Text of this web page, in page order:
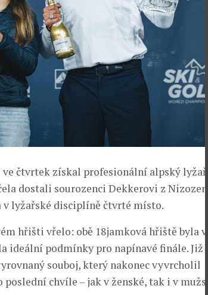
čtvrtek získal profesionální alpský lyžař
dostali sourozenci Dekkerovi z
lyžařské disciplíně čtvrté místo.
hřišti vřelo: obě 18jamková hřiště byla ve
ideální podmínky pro napínavé finále. Již
souboj, který nakonec vyvrcholil
chvíle – jak v ženské, tak i v